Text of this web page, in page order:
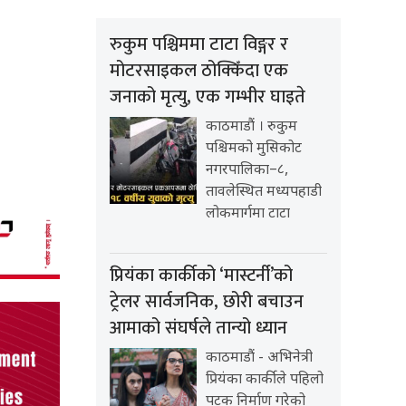
रुकुम पश्चिममा टाटा विङ्गर र
मोटरसाइकल ठोक्किँदा एक
जनाको मृत्यु, एक गम्भीर घाइते
काठमाडौं । रुकुम
पश्चिमको मुसिकोट
नगरपालिका–८,
तावलेस्थित मध्यपहाडी
लोकमार्गमा टाटा
प्रियंका कार्कीको ‘मास्टर्नी’को
ट्रेलर सार्वजनिक, छोरी बचाउन
आमाको संघर्षले तान्यो ध्यान
काठमाडौं - अभिनेत्री
प्रियंका कार्कीले पहिलो